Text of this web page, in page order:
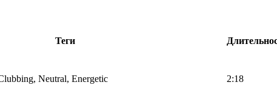
Теги
Neutral, Energetic 2:18